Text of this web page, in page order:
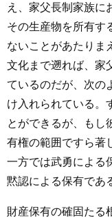
え、家父長制家族に
その生産物を所有す
ないことがあたりま
文化まで遡れば、家
ているのだが、次の
け入れられている。
とができるが、もし
有権の範囲ですら著
一方では武勇による
黙認による保有であ
財産保有の確固たる